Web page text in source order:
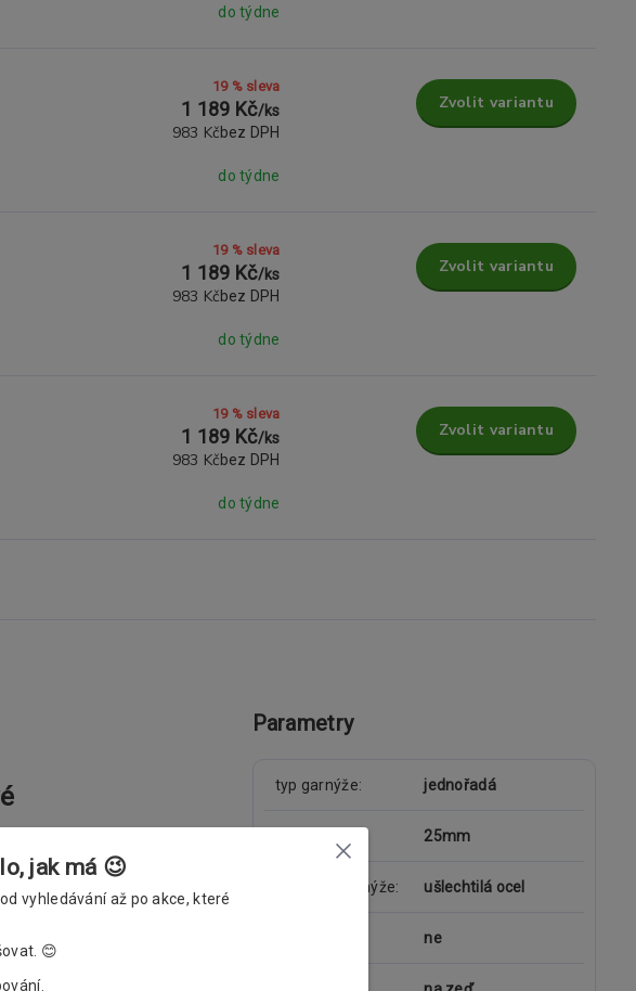
do týdne
19 % sleva
1 189 Kč/ks
983 Kčbez DPH
do týdne
Zvolit variantu
19 % sleva
1 189 Kč/ks
983 Kčbez DPH
do týdne
Zvolit variantu
19 % sleva
1 189 Kč/ks
983 Kčbez DPH
do týdne
Zvolit variantu
Parametry
typ garnýže jednořadá
25mm
materiál garnýže ušlechtilá ocel
ne
jak má 😉
vyhledávání až po akce, které
😊